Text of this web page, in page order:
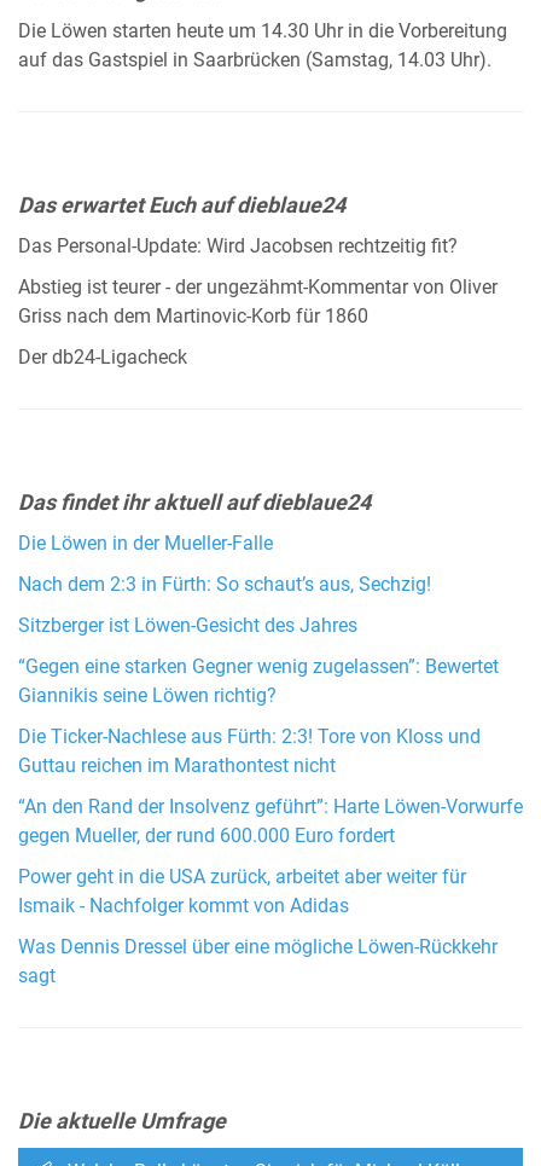
Die Löwen starten heute um 14.30 Uhr in die Vorbereitung
auf das Gastspiel in Saarbrücken (Samstag, 14.03 Uhr).
Das erwartet Euch auf dieblaue24
Das Personal-Update: Wird Jacobsen rechtzeitig fit?
Abstieg ist teurer - der ungezähmt-Kommentar von Oliver
Griss nach dem Martinovic-Korb für 1860
Der db24-Ligacheck
Das findet ihr aktuell auf dieblaue24
Die Löwen in der Mueller-Falle
Nach dem 2:3 in Fürth: So schaut’s aus, Sechzig!
Sitzberger ist Löwen-Gesicht des Jahres
“Gegen eine starken Gegner wenig zugelassen”: Bewertet
Giannikis seine Löwen richtig?
Die Ticker-Nachlese aus Fürth: 2:3! Tore von Kloss und
Guttau reichen im Marathontest nicht
“An den Rand der Insolvenz geführt”: Harte Löwen-Vorwurfe
gegen Mueller, der rund 600.000 Euro fordert
Power geht in die USA zurück, arbeitet aber weiter für
Ismaik - Nachfolger kommt von Adidas
Was Dennis Dressel über eine mögliche Löwen-Rückkehr
sagt
Die aktuelle Umfrage